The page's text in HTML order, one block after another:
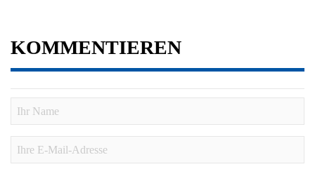
KOMMENTIEREN